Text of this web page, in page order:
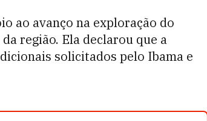
ao avanço na exploração do
região. Ela declarou que a
solicitados pelo Ibama e